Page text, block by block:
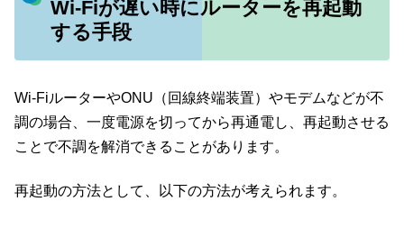
Wi-Fiが遅い時にルーターを再起動
する手段
Wi-FiルーターやONU（回線終端装置）やモデムなどが不
調の場合、一度電源を切ってから再通電し、再起動させる
ことで不調を解消できることがあります。
再起動の方法として、以下の方法が考えられます。